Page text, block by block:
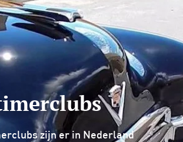
zijn er in Nederland